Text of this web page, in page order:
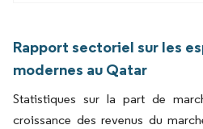
Rapport sectoriel sur les
modernes au Qatar
Statistiques sur la part de
croissance des revenus du